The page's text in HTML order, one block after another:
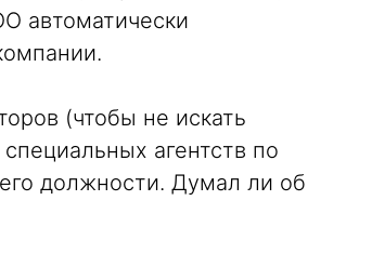
автоматически
(чтобы не искать
агентств по
должности. Думал ли об